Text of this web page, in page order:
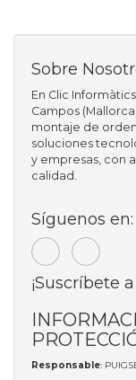
Sobre
En Clic
Campos
montaje de
soluciones
y empresas, con
calidad.
Síguenos en:
¡Suscríbete
Responsable: